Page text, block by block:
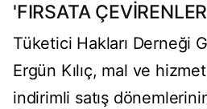
'FIRSATA
Tüketici Hakları Derneği
Ergün Kılıç, mal ve
indirimli satış